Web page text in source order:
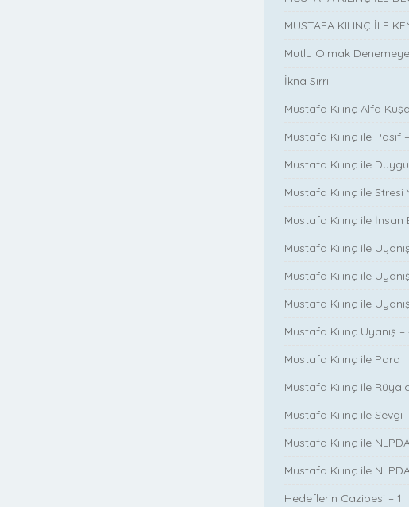
MUSTAFA KILINÇ İLE
Mutlu Olmak
İkna Sırrı
Mustafa Kılınç Alfa
Mustafa Kılınç ile Pasif
Mustafa Kılınç ile Duygu
Mustafa Kılınç ile
Mustafa Kılınç ile
Mustafa Kılınç ile
Mustafa Kılınç ile
Mustafa Kılınç ile
Mustafa Kılınç Uyanış –
Mustafa Kılınç ile Para
Mustafa Kılınç ile
Mustafa Kılınç ile Sevgi
Mustafa Kılınç ile
Mustafa Kılınç ile
Hedeflerin Cazibesi – 1